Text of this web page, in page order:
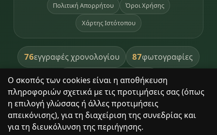
Ο σκοπός των cookies είναι η αποθήκευση
πληροφοριών σχετικά με τις προτιμήσεις σας (όπως
η επιλογή γλώσσας ή άλλες προτιμήσεις
απεικόνισης), για τη διαχείριση της συνεδρίας και
για τη διευκόλυνση της περιήγησης.
Πολιτική Απορρήτου Όροι Χρήσης
Χάρτης Ιστότοπου
76εγγραφές χρονολογίου 87φωτογραφίες
391βιβλία βιβλιοθήκης
8σημεία κληρονομιάς